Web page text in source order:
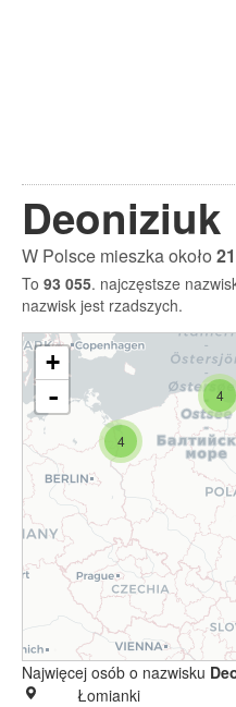
Deoniziuk
W Polsce mieszka około21
To 93 055. najczęstsze
nazwisk jest rzadszych.
4
4
+
-
Najwięcej osób o nazwisku
Łomianki